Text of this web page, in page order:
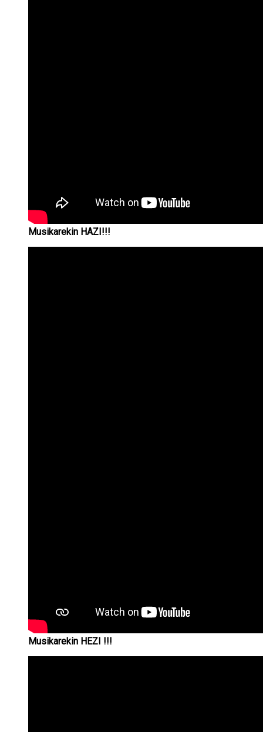
Musikarekin HAZI!!!
Musikarekin HEZI !!!